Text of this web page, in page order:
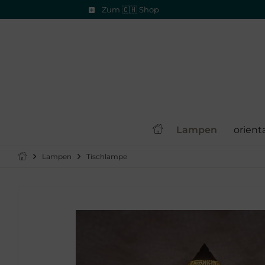
Zum 🇨🇭 Shop
Lampen
Lampen Tischlampe